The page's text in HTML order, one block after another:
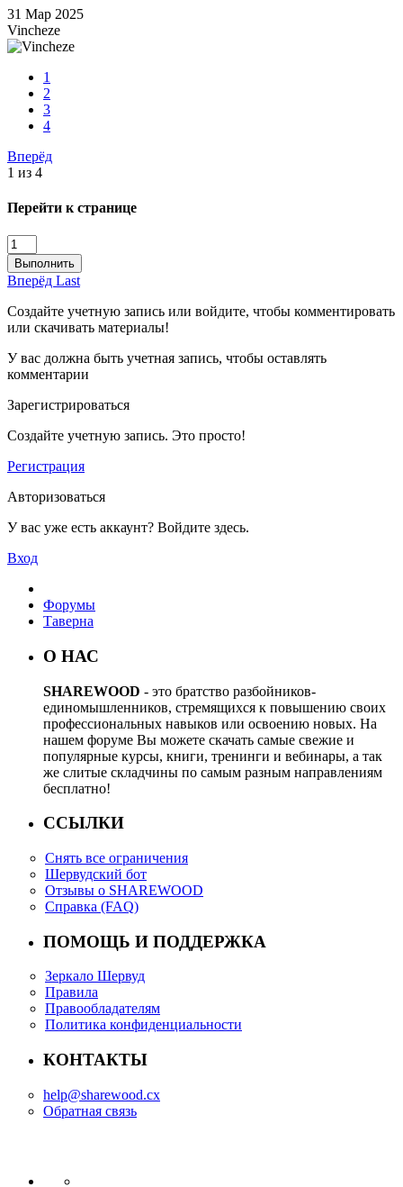
31 Мар 2025
Vincheze
1
2
3
4
Вперёд
1 из 4
Перейти к странице
Выполнить
Вперёд Last
Создайте учетную запись или войдите, чтобы комментировать
или скачивать материалы!
У вас должна быть учетная запись, чтобы оставлять
комментарии
Зарегистрироваться
Создайте учетную запись. Это просто!
Регистрация
Авторизоваться
У вас уже есть аккаунт? Войдите здесь.
Вход
Форумы
Таверна
О НАС
SHAREWOOD - это братство разбойников-
единомышленников, стремящихся к повышению своих
профессиональных навыков или освоению новых. На
нашем форуме Вы можете скачать самые свежие и
популярные курсы, книги, тренинги и вебинары, а так
же слитые складчины по самым разным направлениям
бесплатно!
ССЫЛКИ
Снять все ограничения
Шервудский бот
Отзывы о SHAREWOOD
Справка (FAQ)
ПОМОЩЬ И ПОДДЕРЖКА
Зеркало Шервуд
Правила
Правообладателям
Политика конфиденциальности
КОНТАКТЫ
help@sharewood.cx
Обратная связь